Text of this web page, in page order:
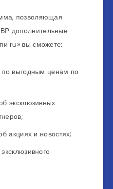
позволяющая
дополнительные
ru» вы сможете:
по выгодным ценам по
эксклюзивных
акциях и новостях;